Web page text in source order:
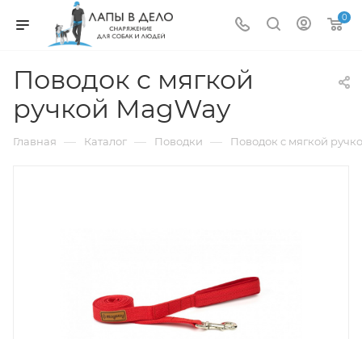
0
Поводок c мягкой
ручкой MagWay
Главная — Каталог — Поводки — Поводок c мягкой